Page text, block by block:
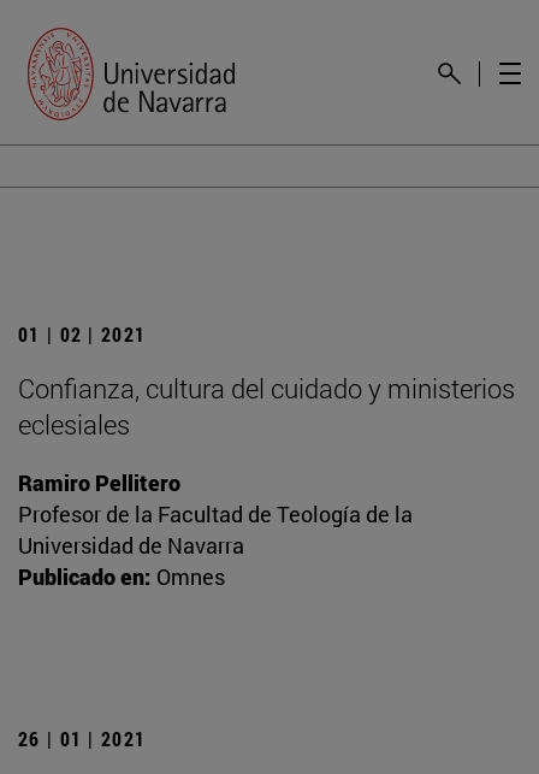
01 | 02 | 2021
Confianza, cultura del cuidado y ministerios
eclesiales
Ramiro Pellitero
Profesor de la Facultad de Teología de la
Universidad de Navarra
Publicado en: Omnes
26 | 01 | 2021